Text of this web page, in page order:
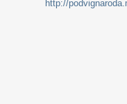
http://